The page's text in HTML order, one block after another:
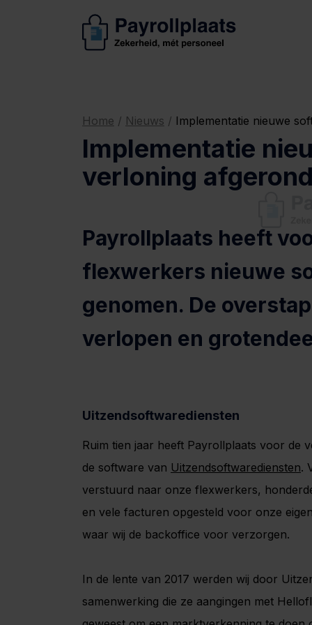
Home / Nieuws / Implementatie nieuwe
Implementatie
verloning afgerond
Payrollplaats heeft
flexwerkers nieuwe
genomen. De
verlopen en
Uitzendsoftwarediensten
Ruim tien jaar heeft Payrollplaats voor de
de software van Uitzendsoftwarediensten.
verstuurd naar onze flexwerkers,
en vele facturen opgesteld voor onze
waar wij de backoffice voor verzorgen.
In de lente van 2017 werden wij door
samenwerking die ze aangingen met